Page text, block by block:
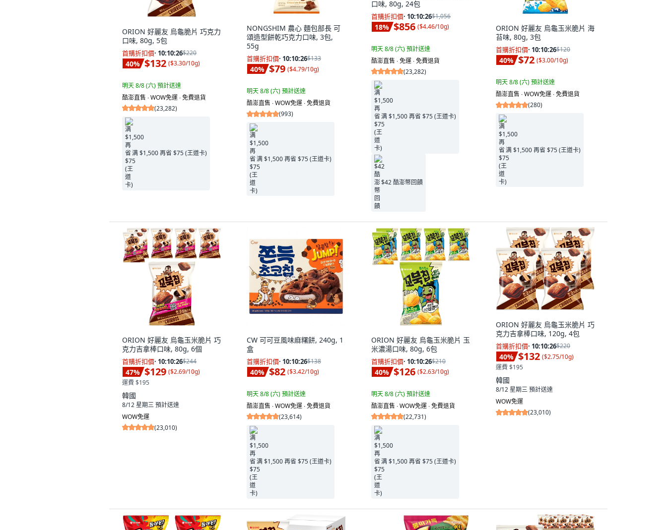
ORION 好麗友 烏龜脆片 巧克力
口味, 80g, 5包
首購折扣價· 10:10:25$220
40% $132 ($3.30/10g)
明天 8/8 (六)預計送達
酷澎直售 ∙ WOW免運 ∙ 免費退貨
(23,282)
满 $1,500 再省 $75 (王道卡)
NONGSHIM 農心 麵包部長 可
頌造型餅乾巧克力口味, 3包,
55g
首購折扣價· 10:10:25$133
40% $79 ($4.79/10g)
明天 8/8 (六)預計送達
酷澎直售 ∙ WOW免運 ∙ 免費退貨
(993)
满 $1,500 再省 $75 (王道卡)
口味, 80g, 24包
首購折扣價· 10:10:25$1,056
18% $856 ($4.46/10g)
明天 8/8 (六)預計送達
酷澎直售 ∙ 免運 ∙ 免費退貨
(23,282)
满 $1,500 再省 $75 (王道卡)
$42 酷澎幣回饋
ORION 好麗友 烏龜玉米脆片 海
苔味, 80g, 3包
首購折扣價· 10:10:25$120
40% $72 ($3.00/10g)
明天 8/8 (六)預計送達
酷澎直售 ∙ WOW免運 ∙ 免費退貨
(280)
满 $1,500 再省 $75 (王道卡)
ORION 好麗友 烏龜玉米脆片 巧
克力吉拿棒口味, 80g, 6個
首購折扣價· 10:10:25$244
47% $129 ($2.69/10g)
運費 $195
韓國
8/12 星期三預計送達
WOW免運
(23,010)
CW 可可豆風味麻糬餅, 240g, 1
盒
首購折扣價· 10:10:25$138
40% $82 ($3.42/10g)
明天 8/8 (六)預計送達
酷澎直售 ∙ WOW免運 ∙ 免費退貨
(23,614)
满 $1,500 再省 $75 (王道卡)
ORION 好麗友 烏龜玉米脆片 玉
米濃湯口味, 80g, 6包
首購折扣價· 10:10:25$210
40% $126 ($2.63/10g)
明天 8/8 (六)預計送達
酷澎直售 ∙ WOW免運 ∙ 免費退貨
(22,731)
满 $1,500 再省 $75 (王道卡)
ORION 好麗友 烏龜玉米脆片 巧
克力吉拿棒口味, 120g, 4包
首購折扣價· 10:10:25$220
40% $132 ($2.75/10g)
運費 $195
韓國
8/12 星期三預計送達
WOW免運
(23,010)